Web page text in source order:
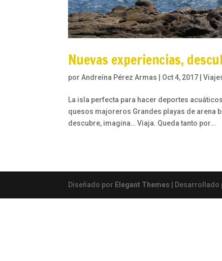
Nuevas experiencias,
porAndreína Pérez Armas Oct 4, 2017 |
La isla perfecta para hacer deportes
quesos majoreros Grandes playas de arena
descubre, imagina… Viaja. Queda tanto por...
Diseñado por Elegant Themes |